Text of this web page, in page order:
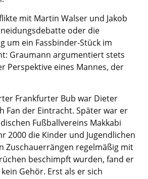
am 28. November 2017
.
mit Martin Walser und Jakob
oder die
um ein Fassbinder-Stück im
Graumann argumentiert stets
Perspektive eines Mannes, der
Frankfurter Bub war Dieter
Fan der Eintracht. Später war er
Fußballvereins Makkabi
2000 die Kinder und Jugendlichen
Zuschauerrängen regelmäßig mit
beschimpft wurden, fand er
Gehör. Erst als er sich